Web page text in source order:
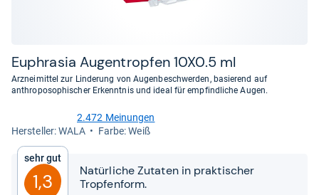
Euphra­sia Augen­trop­fen 10X0.5 ml
Arzneimittel zur Linderung von Augenbeschwerden, basierend auf
anthroposophischer Erkenntnis und ideal für empfindliche Augen.
von
Sternen
2.472 Meinungen
Her­stel­ler: WALA
Farbe: Weiß
Sehr gut
1,3
Natürliche Zutaten in praktischer
Tropfenform.